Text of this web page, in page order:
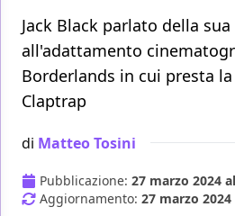
Jack Black parlato della
all'adattamento
Borderlands in cui presta
Claptrap
di Matteo Tosini
Pubblicazione: 27 marzo 2024
Aggiornamento: 27 marzo 2024